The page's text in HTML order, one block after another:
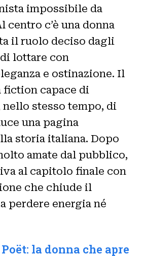
impossibile da
centro c’è una donna
il ruolo deciso dagli
lottare con
e ostinazione. Il
fiction capace di
stesso tempo, di
una pagina
storia italiana. Dopo
amate dal pubblico,
al capitolo finale con
che chiude il
perdere energia né
la donna che apre